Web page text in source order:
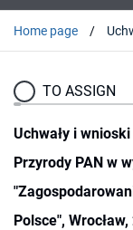
Home page
TO ASSIGN
Uchwały i
Przyrody PAN w
Polsce",